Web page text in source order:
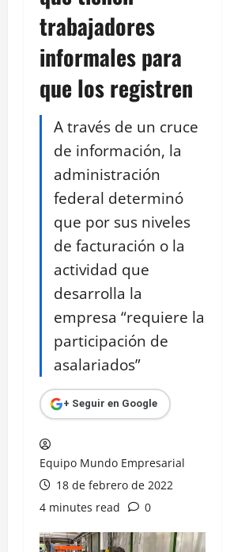
trabajadores
informales para
que los registren
A través de un cruce
de información, la
administración
federal determinó
que por sus niveles
de facturación o la
actividad que
desarrolla la
empresa “requiere la
participación de
asalariados”
+ Seguir en Google
Equipo Mundo Empresarial
18 de febrero de 2022
4 minutes read
0